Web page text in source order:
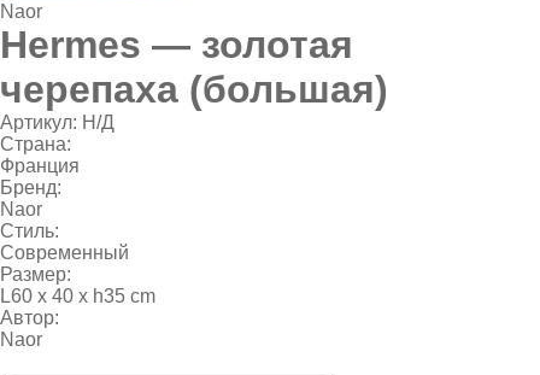
Naor
Hermes — золотая
черепаха (большая)
Артикул: Н/Д
Страна:
Франция
Бренд:
Naor
Стиль:
Современный
Размер:
L60 x 40 x h35 cm
Автор:
Naor